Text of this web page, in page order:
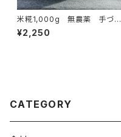
米糀1,000g 無農薬 手づく
り用
¥2,250
CATEGORY